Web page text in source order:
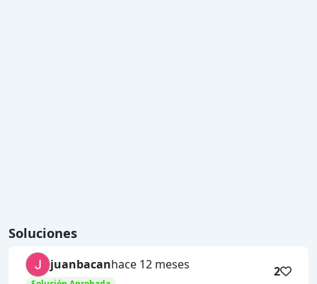
Soluciones
juanbacanhace 12 meses 2